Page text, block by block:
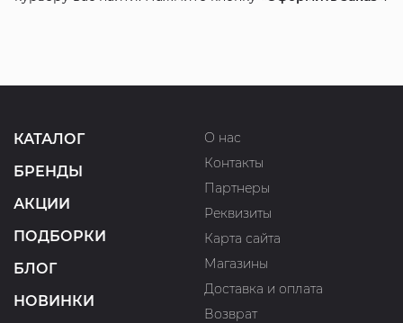
КАТАЛОГ
БРЕНДЫ
АКЦИИ
ПОДБОРКИ
БЛОГ
НОВИНКИ
О нас
Контакты
Партнеры
Реквизиты
Карта сайта
Магазины
Доставка и оплата
Возврат